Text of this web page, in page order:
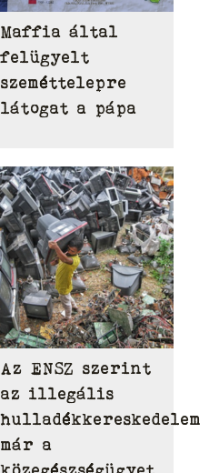
Maffia által
felügyelt
szeméttelepre
látogat a pápa
Az ENSZ szerint
az illegális
hulladékkereskedelem
már a